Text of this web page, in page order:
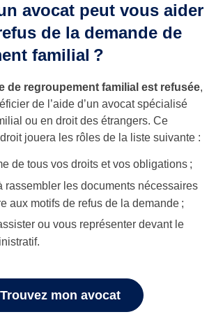
avocat peut vous aider
de la demande de
familial ?
de regroupement familial est refusée,
de l’aide d’un avocat spécialisé
ou en droit des étrangers. Ce
jouera les rôles de la liste suivante :
de tous vos droits et vos obligations ;
rassembler les documents nécessaires
aux motifs de refus de la demande ;
ou vous représenter devant le
Trouvez mon avocat